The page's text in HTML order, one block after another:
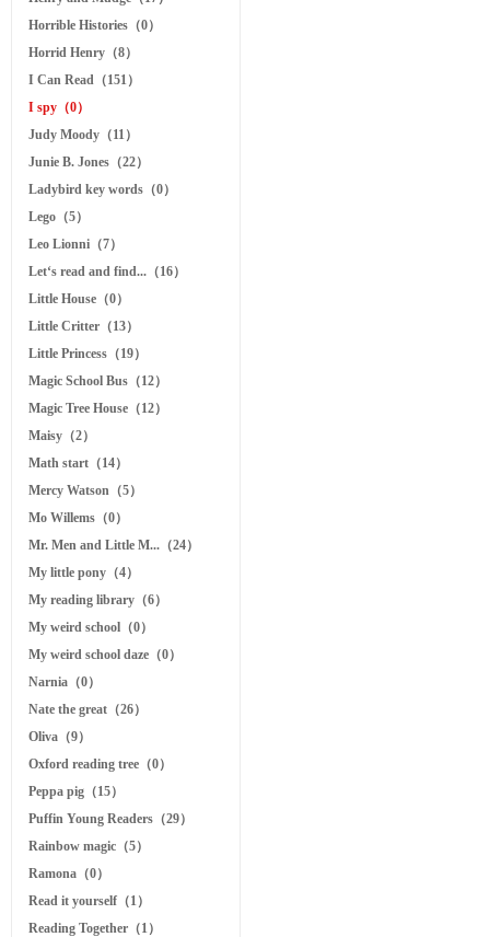
Horrible Histories（0）
Horrid Henry（8）
I Can Read（151）
I spy（0）
Judy Moody（11）
Junie B. Jones（22）
Ladybird key words（0）
Lego（5）
Leo Lionni（7）
Let‘s read and find...（16）
Little House（0）
Little Critter（13）
Little Princess（19）
Magic School Bus（12）
Magic Tree House（12）
Maisy（2）
Math start（14）
Mercy Watson（5）
Mo Willems（0）
Mr. Men and Little M...（24）
My little pony（4）
My reading library（6）
My weird school（0）
My weird school daze（0）
Narnia（0）
Nate the great（26）
Oliva（9）
Oxford reading tree（0）
Peppa pig（15）
Puffin Young Readers（29）
Rainbow magic（5）
Ramona（0）
Read it yourself（1）
Reading Together（1）